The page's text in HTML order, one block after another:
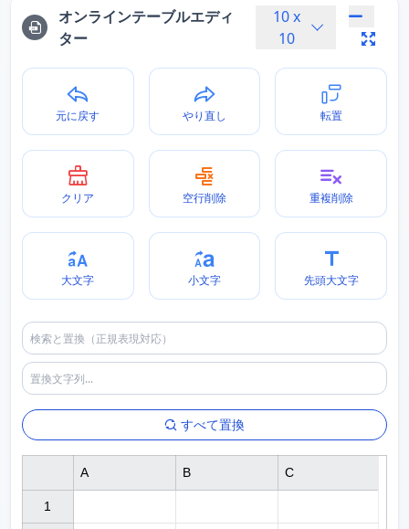
オンラインテーブルエディ
ター
10x
10
元に戻す やり直し 転置
クリア 空行削除 重複削除
大文字 小文字 先頭大文字
すべて置換
1
A B C